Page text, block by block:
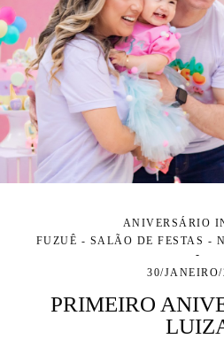
ANIVERSÁRIO
FUZUÊ - SALÃO DE FESTAS -
30/JANEIRO/
PRIMEIRO